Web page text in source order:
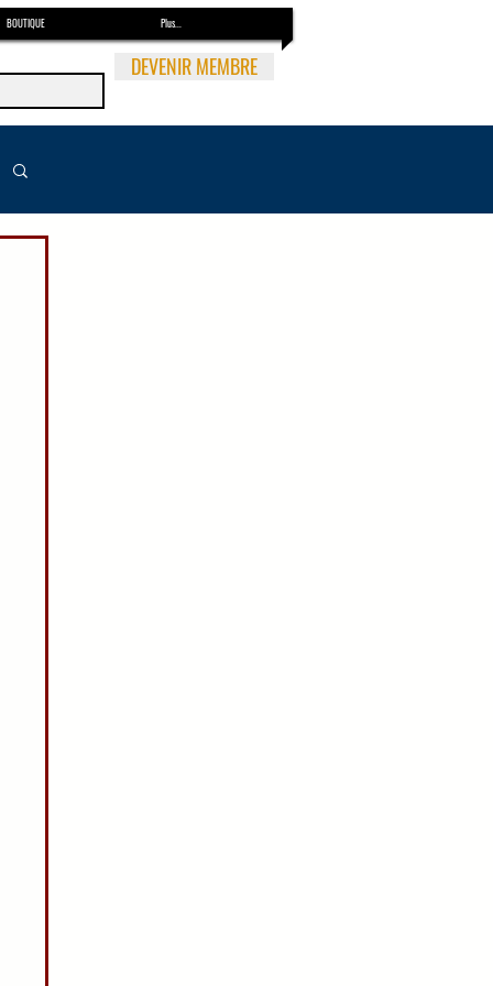
BOUTIQUE Plus...
DEVENIR MEMBRE